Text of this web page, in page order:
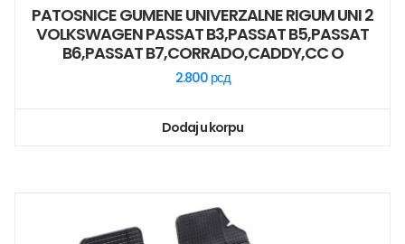
PATOSNICE GUMENE UNIVERZALNE RIGUM UNI 2
VOLKSWAGEN PASSAT B3,PASSAT B5,PASSAT
B6,PASSAT B7,CORRADO,CADDY,CC O
2.800 рсд
Dodaj u korpu